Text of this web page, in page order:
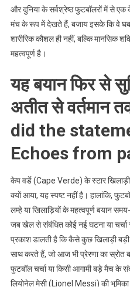
और दुनिया के सर्वश्रेष्ठ फुटबॉलरों में से
मंच के रूप में देखते हैं, बजाय इसके कि वे
शारीरिक कौशल ही नहीं, बल्कि मानसिक
महत्वपूर्ण है।
यह बयान फिर से
अतीत से वर्तमान
did the
Echoes from
केप वर्डे (Cape Verde) के स्टार खिलाड़ी
क्यों आया, यह स्पष्ट नहीं है। हालांकि,
लम्हे या खिलाड़ियों के महत्वपूर्ण बयान
जब खेल से संबंधित कोई नई घटना या चर्चा
प्रकाश डालती है कि कैसे कुछ खिलाड़ी
साथ करते हैं, जो आज भी प्रेरणा का स्रोत
फुटबॉल चर्चा या किसी आगामी बड़े मैच के
लियोनेल मेसी (Lionel Messi) की भूमिका